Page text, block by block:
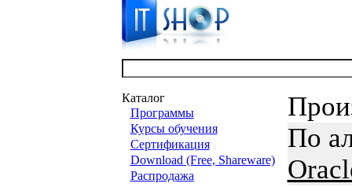
Каталог
Программы
Курсы обучения
Сертификация
Download (Free, Shareware)
Распродажа
По